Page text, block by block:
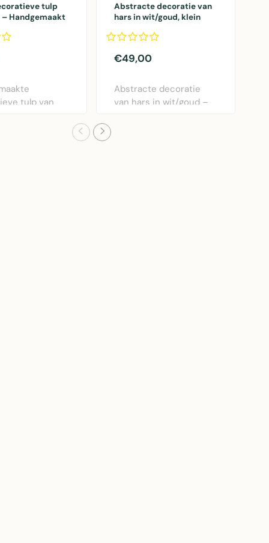
tulp
– Handgemaakt
tulp van
Abstracte decoratie van
hars in wit/goud, klein
€49,00
Abstracte decoratie
van hars in wit/goud –